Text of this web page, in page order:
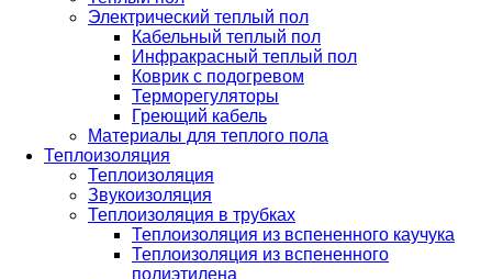
Электрический теплый пол
Кабельный теплый пол
Инфракрасный теплый пол
Коврик с подогревом
Терморегуляторы
Греющий кабель
Материалы для теплого пола
Теплоизоляция
Теплоизоляция
Звукоизоляция
Теплоизоляция в трубках
Теплоизоляция из вспененного каучука
Теплоизоляция из вспененного
полиэтилена